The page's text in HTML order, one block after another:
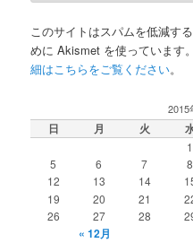
このサイトはスパムを低減す
めに Akismet を使っています。
細はこちらをご覧ください。
2015
日 月 火
1
5
6 7 8
12
13 14
19 20 21
26
27 28
« 12月